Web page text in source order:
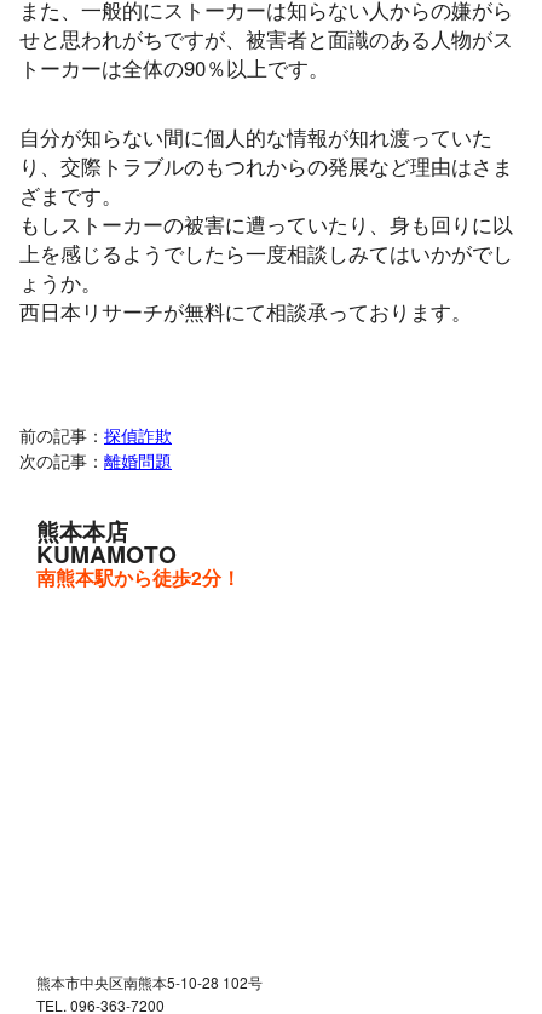
また、一般的にストーカーは知らない人からの嫌がら
せと思われがちですが、被害者と面識のある人物がス
トーカーは全体の90％以上です。
自分が知らない間に個人的な情報が知れ渡っていた
り、交際トラブルのもつれからの発展など理由はさま
ざまです。
もしストーカーの被害に遭っていたり、身も回りに以
上を感じるようでしたら一度相談しみてはいかがでし
ょうか。
西日本リサーチが無料にて相談承っております。
前の記事： 探偵詐欺
次の記事： 離婚問題
熊本本店
KUMAMOTO
南熊本駅から徒歩2分！
熊本市中央区南熊本5-10-28 102号
TEL. 096-363-7200